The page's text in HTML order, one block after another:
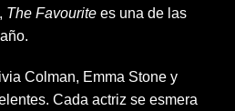
The Favourite es una de las
Colman, Emma Stone y
Cada actriz se esmera